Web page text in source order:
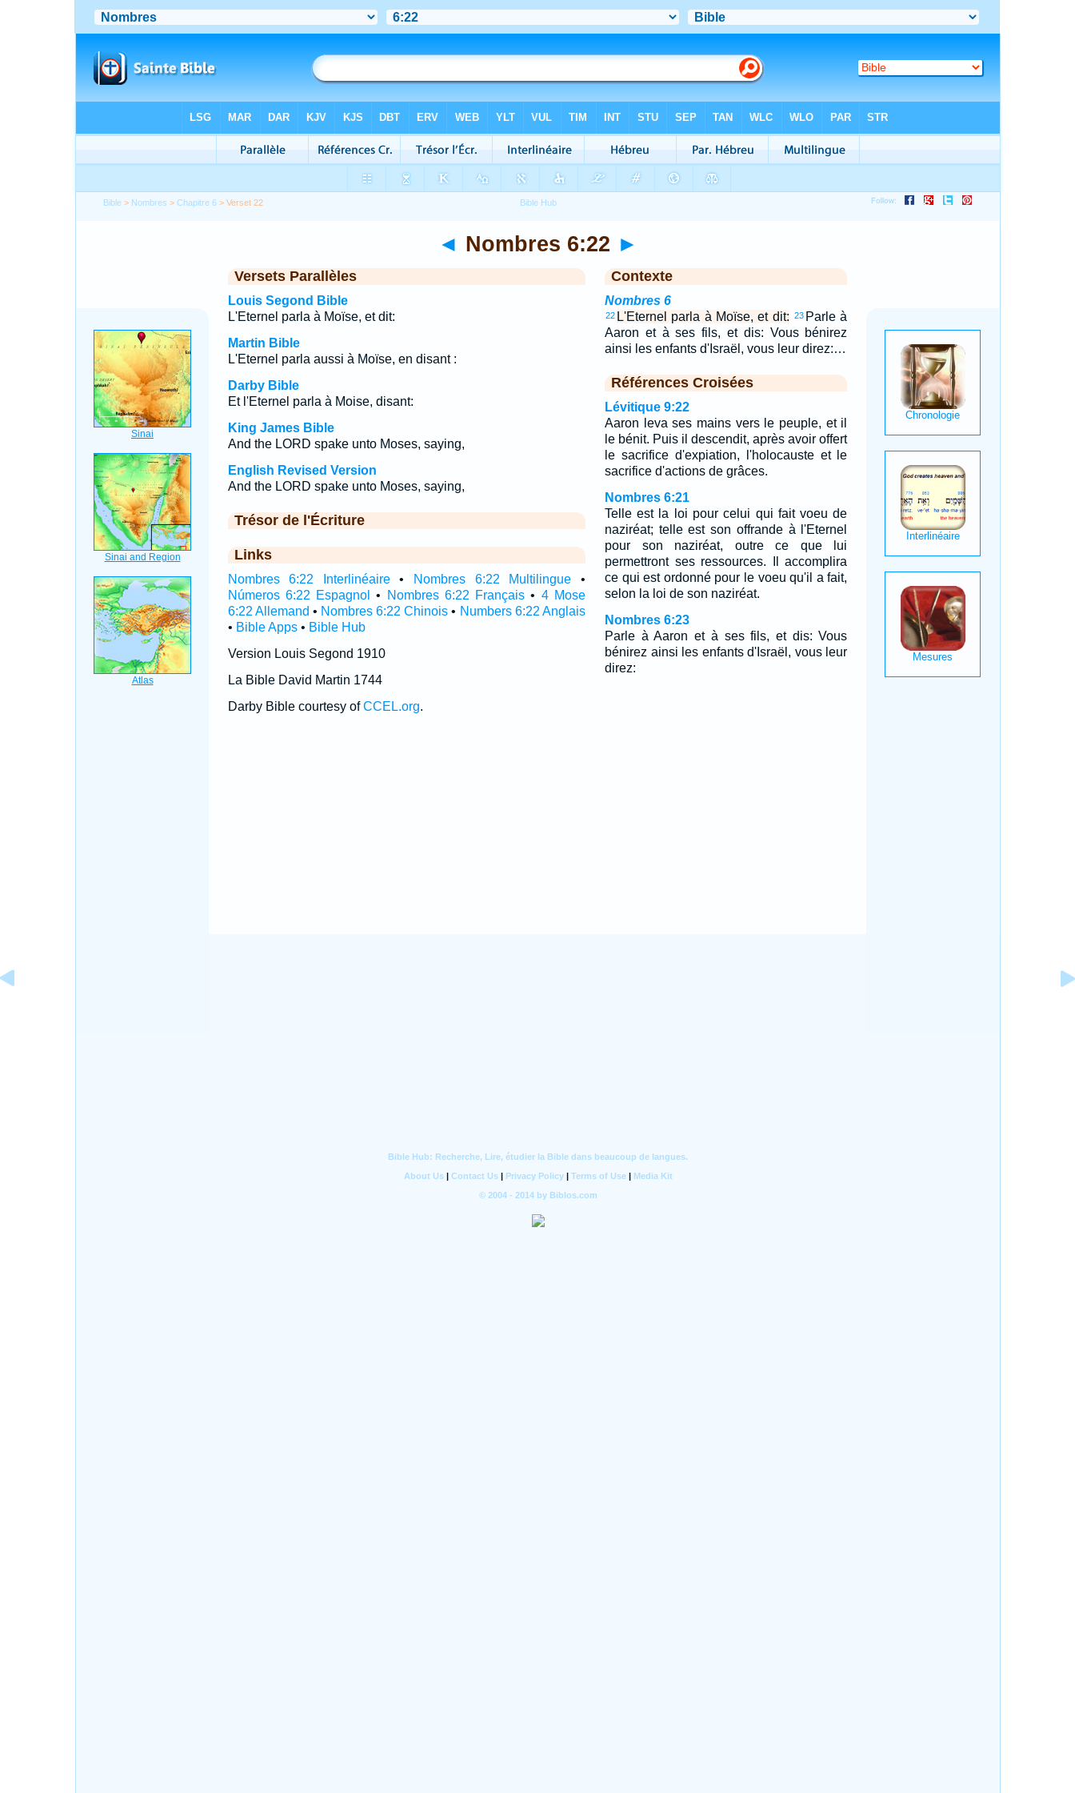
Bible > Nombres >Chapitre 6 > Verset 22
◄ Nombres 6:22 ►
Versets Parallèles
Louis Segond Bible
L'Eternel parla à Moïse, et dit:
Martin Bible
L'Eternel parla aussi à Moïse, en disant :
Darby Bible
Et l'Eternel parla à Moise, disant:
King James Bible
And the LORD spake unto Moses, saying,
English Revised Version
And the LORD spake unto Moses, saying,
Trésor de l'Écriture
Links
Nombres 6:22 Interlinéaire• Nombres 6:22 Multilingue •
Números 6:22 Espagnol
• Nombres 6:22 Français • 4 Mose
6:22 Allemand • Nombres 6:22 Chinois • Numbers 6:22 Anglais
• Bible Apps• Bible Hub
Version Louis Segond 1910
La Bible David Martin 1744
Darby Bible courtesy ofCCEL.org.
Contexte
Nombres 6
22 L'Eternel parla à Moïse, et dit: 23 Parle à
Aaron et à ses fils, et dis: Vous bénirez
ainsi les enfants d'Israël, vous leur direz:…
Références Croisées
Lévitique 9:22
Aaron leva ses mains vers le peuple, et il
le bénit. Puis il descendit, après avoir offert
le sacrifice d'expiation, l'holocauste et le
sacrifice d'actions de grâces.
Nombres 6:21
Telle est la loi pour celui qui fait voeu de
naziréat; telle est son offrande à l'Eternel
pour son naziréat, outre ce que lui
permettront ses ressources. Il accomplira
ce qui est ordonné pour le voeu qu'il a fait,
selon la loi de son naziréat.
Nombres 6:23
Parle à Aaron et à ses fils, et dis: Vous
bénirez ainsi les enfants d'Israël, vous leur
direz: